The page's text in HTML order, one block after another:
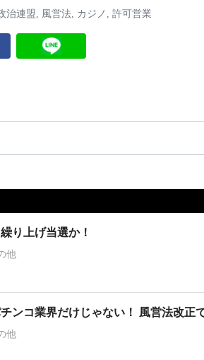
治連盟, 風営法, カジノ , 許可営業
り上げ当選か！
他
ンコ業界だけじゃない！ 風営法改正
他